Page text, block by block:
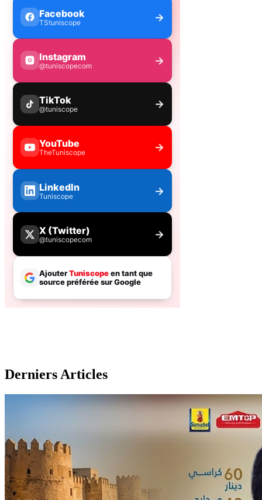
Derniers Articles